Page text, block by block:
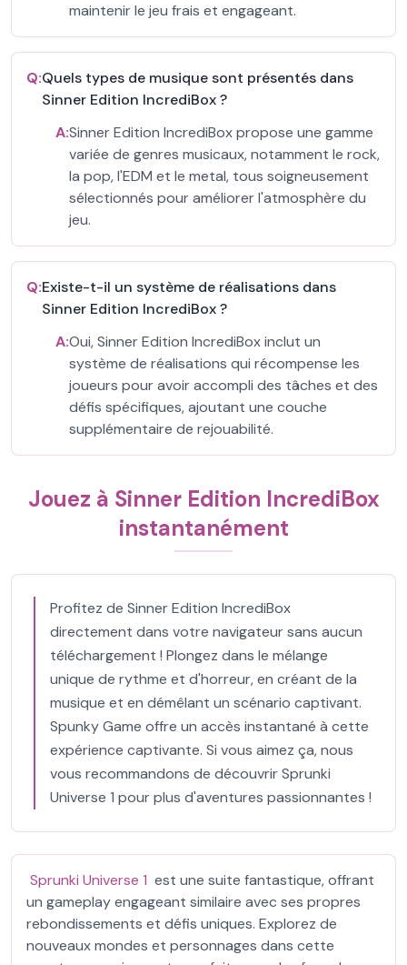
maintenir le jeu frais et engageant.
Q:Quels types de musique sont présentés dans
Sinner Edition IncrediBox ?
A:Sinner Edition IncrediBox propose une gamme
variée de genres musicaux, notamment le rock,
la pop, l'EDM et le metal, tous soigneusement
sélectionnés pour améliorer l'atmosphère du
jeu.
Q:Existe-t-il un système de réalisations dans
Sinner Edition IncrediBox ?
A:Oui, Sinner Edition IncrediBox inclut un
système de réalisations qui récompense les
joueurs pour avoir accompli des tâches et des
défis spécifiques, ajoutant une couche
supplémentaire de rejouabilité.
Jouez à Sinner Edition IncrediBox
instantanément
Profitez de Sinner Edition IncrediBox
directement dans votre navigateur sans aucun
téléchargement ! Plongez dans le mélange
unique de rythme et d'horreur, en créant de la
musique et en démêlant un scénario captivant.
Spunky Game offre un accès instantané à cette
expérience captivante. Si vous aimez ça, nous
vous recommandons de découvrir Sprunki
Universe 1 pour plus d'aventures passionnantes !
Sprunki Universe 1 est une suite fantastique, offrant
un gameplay engageant similaire avec ses propres
rebondissements et défis uniques. Explorez de
nouveaux mondes et personnages dans cette